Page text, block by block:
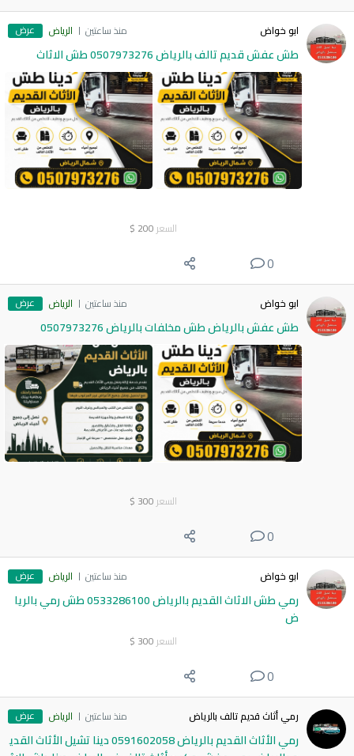
ابو خواض منذ ساعتين الرياض عرض
طش عفش قديم تالف بالرياض 0507973276 طش الاثاث
السعر 200
$
0
ابو خواض منذ ساعتين الرياض عرض
طش عفش بالرياض طش مخلفات بالرياض 0507973276
السعر 300
$
0
ابو خواض منذ ساعتين الرياض عرض
رمي طش الاثاث القديم بالرياض 0533286100 طش رمي بالريا
ض
السعر 300
$
0
رمي أثاث قديم تالف بالرياض منذ ساعتين الرياض عرض
رمي الأثاث القديم بالرياض 0591602058 دينا تشيل الأثاث القدي